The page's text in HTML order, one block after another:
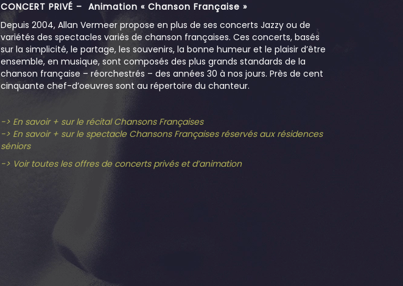
CONCERT PRIVÉ – Animation « Chanson Française »
Depuis 2004, Allan Vermeer propose en plus de ses concerts Jazzy ou de
variétés des spectacles variés de chanson françaises. Ces concerts, basés
sur la simplicité, le partage, les souvenirs, la bonne humeur et le plaisir d’être
ensemble, en musique, sont composés des plus grands standards de la
chanson française – réorchestrés – des années 30 à nos jours. Près de cent
cinquante chef-d’oeuvres sont au répertoire du chanteur.
-> En savoir + sur le récital Chansons Françaises
-> En savoir + sur le spectacle Chansons Françaises réservés aux résidences
séniors
-> Voir toutes les offres de concerts privés et d’animation